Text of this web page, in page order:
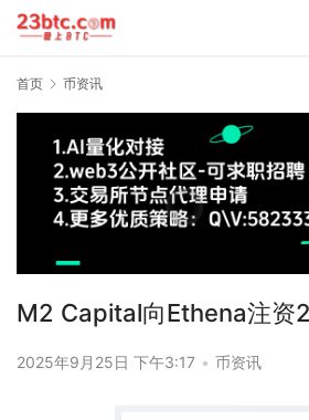
首页 币资讯
M2 Capital向Ethena注资
2025年9月25日 下午3:17 • 币资讯